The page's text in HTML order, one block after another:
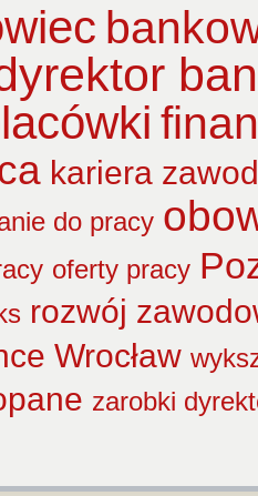
kariera
do pracy
oferty pracy
rozwój
Wrocław
zarobki